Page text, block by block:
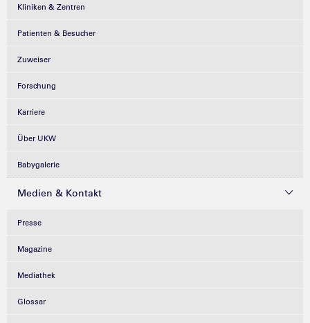
Kliniken & Zentren
Patienten & Besucher
Zuweiser
Forschung
Karriere
Über UKW
Babygalerie
Medien & Kontakt
Presse
Magazine
Mediathek
Glossar